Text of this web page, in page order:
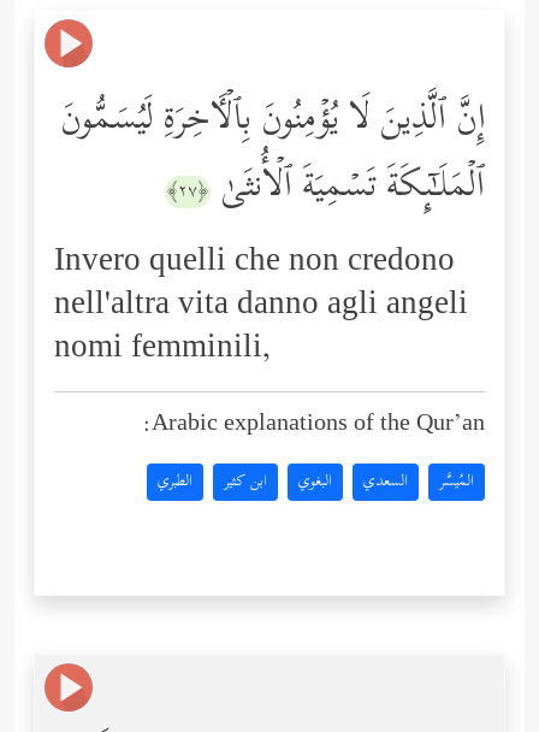
إِنَّ ٱلَّذِینَ لَا یُؤۡمِنُونَ بِٱلۡـَٔاخِرَةِ لَیُسَمُّونَ
ٱلۡمَلَـٰۤىِٕكَةَ تَسۡمِیَةَ ٱلۡأُنثَىٰ ﴿٢٧﴾
Invero quelli che non credono
nell'altra vita danno agli angeli
nomi femminili,
Arabic explanations of the Qur’an:
المُيسَّر السعدي البغوي ابن كثير الطبري